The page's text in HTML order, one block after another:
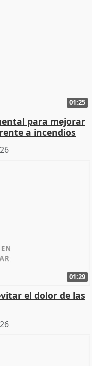
01:25
para mejorar
a incendios
01:29
el dolor de las